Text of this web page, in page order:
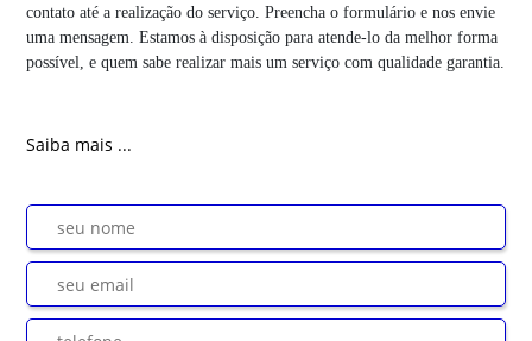
contato até a realização do serviço. Preencha o formulário e nos envie
uma mensagem. Estamos à disposição para atende-lo da melhor forma
possível, e quem sabe realizar mais um serviço com qualidade garantia.
Saiba mais ...